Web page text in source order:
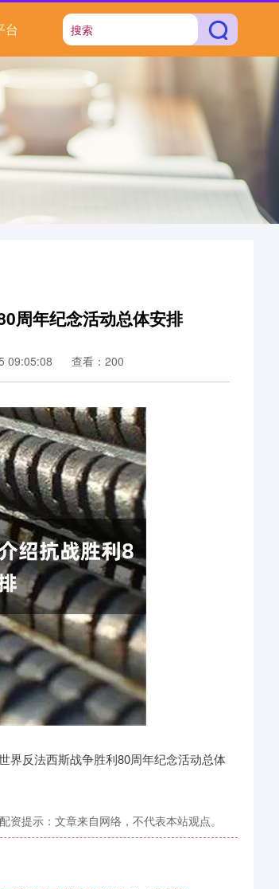
台
周年纪念活动总体安排
09:05:08 查看：200
反法西斯战争胜利80周年纪念活动总体
资提示：文章来自网络，不代表本站观点。